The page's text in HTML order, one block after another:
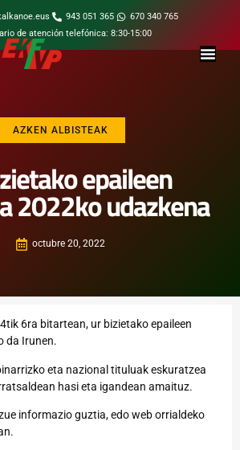
943 051 365
670 340 765
de atención telefónica: 8:30-15:00
AZKEN ALBISTEAK
epaileen
2022ko udazkena
octubre 20, 2022
6ra bitartean, ur bizietako epaileen
da Irunen.
eta nazional tituluak eskuratzea
hasi eta igandean amaituz.
informazio guztia, edo web orrialdeko